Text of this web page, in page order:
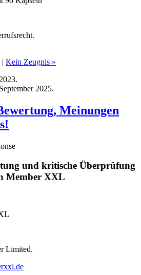
Meinungen
und kritische Überprüfung
Member XXL
Limited.